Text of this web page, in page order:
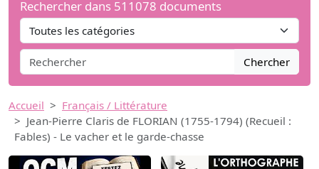
Rechercher dans 511078 documents
Chercher
Accueil
Français / Littérature
Jean-Pierre Claris de FLORIAN (1755-1794) (Recueil :
Fables) - Le vacher et le garde-chasse